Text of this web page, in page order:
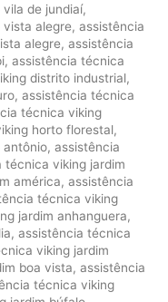
de jundiaí,
alegre, assistência
alegre, assistência
, assistência técnica
distrito industrial,
, assistência técnica
técnica viking
horto florestal,
antônio, assistência
técnica viking jardim
américa, assistência
técnica viking
jardim anhanguera,
, assistência técnica
viking jardim
boa vista, assistência
técnica viking